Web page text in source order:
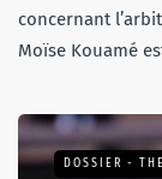
concernant
Moïse Kouamé
DOSSIER -